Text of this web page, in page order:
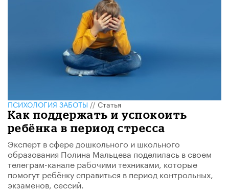
ПСИХОЛОГИЯ ЗАБОТЫ//Статья
​Как поддержать и успокоить
ребёнка в период стресса
Эксперт в сфере дошкольного и школьного
образования Полина Мальцева поделилась в своем
телеграм-канале рабочими техниками, которые
помогут ребёнку справиться в период контрольных,
экзаменов, сессий.